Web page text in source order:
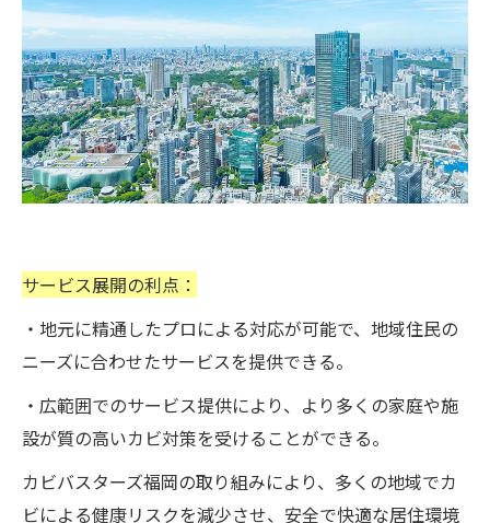
サービス展開の利点：
・地元に精通したプロによる対応が可能で、地域住民の
ニーズに合わせたサービスを提供できる。
・広範囲でのサービス提供により、より多くの家庭や施
設が質の高いカビ対策を受けることができる。
カビバスターズ福岡の取り組みにより、多くの地域でカ
ビによる健康リスクを減少させ、安全で快適な居住環境